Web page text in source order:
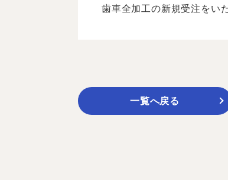
歯車全加工の新規受注をい
一覧へ戻る